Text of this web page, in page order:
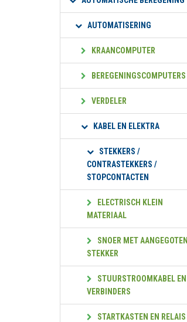
AUTOMATISERING
KRAANCOMPUTER
BEREGENINGSCOMPUTERS
VERDELER
KABEL EN ELEKTRA
STEKKERS /
CONTRASTEKKERS /
STOPCONTACTEN
ELECTRISCH KLEIN
MATERIAAL
SNOER MET AANGEGOTEN
STEKKER
STUURSTROOMKABEL EN
VERBINDERS
STARTKASTEN EN RELAIS